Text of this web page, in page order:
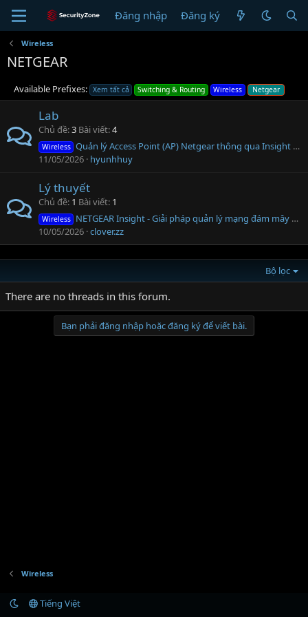
Đăng nhập Đăng ký
Wireless
NETGEAR
Available Prefixes: Xem tất cả Switching & Routing Wireless Netgear
Lab
Chủ đề 3 Bài viết 4
Wireless Quản lý Access Point (AP) Netgear thông qua Insight Cloud [Part 3]
11/05/2026 hyunhhuy
Lý thuyết
Chủ đề 1 Bài viết 1
Wireless NETGEAR Insight - Giải pháp quản lý mạng đám mây thông minh và mạnh mẽ
10/05/2026 clover.zz
Bộ lọc
There are no threads in this forum.
Bạn phải đăng nhập hoặc đăng ký để viết bài.
Wireless
Tiếng Việt